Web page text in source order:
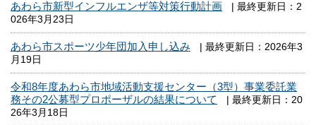
あわら市新型インフルエンザ等対策行動計画
| 最終更新日：2
026年3月23日
あわら市スポーツ少年団加入申し込み
| 最終更新日：2026年3
月19日
令和8年度あわら市地域活動支援センター（3型）事業委託業
務その2公募型プロポーザルの結果について
| 最終更新日：20
26年3月18日